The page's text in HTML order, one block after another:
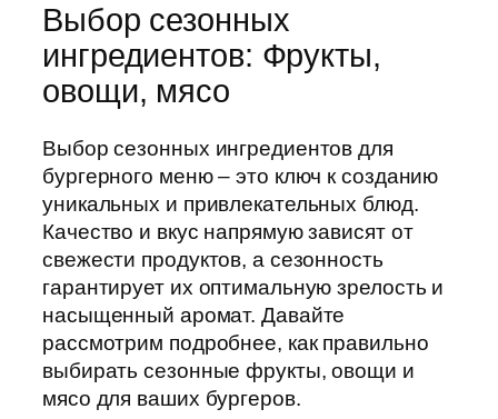
Выбор сезонных
ингредиентов: Фрукты,
овощи, мясо
Выбор сезонных ингредиентов для
бургерного меню – это ключ к созданию
уникальных и привлекательных блюд.
Качество и вкус напрямую зависят от
свежести продуктов, а сезонность
гарантирует их оптимальную зрелость и
насыщенный аромат. Давайте
рассмотрим подробнее, как правильно
выбирать сезонные фрукты, овощи и
мясо для ваших бургеров.